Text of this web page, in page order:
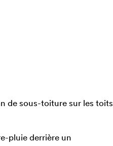
de sous-toiture sur les toits
pluie derrière un